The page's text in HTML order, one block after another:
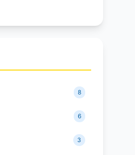
8
6
3